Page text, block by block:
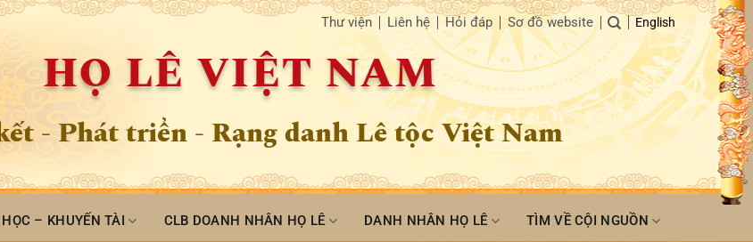
Thư viện Liên hệ Hỏi đáp Sơ đồ website English
HỌ LÊ VIỆT NAM
- Phát triển - Rạng danh Lê tộc Việt Nam
– KHUYẾN TÀI CLB DOANH NHÂN HỌ LÊ DANH NHÂN HỌ LÊ TÌM VỀ CỘI NGUỒN